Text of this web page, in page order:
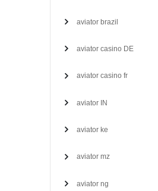
aviator brazil
aviator casino DE
aviator casino fr
aviator IN
aviator ke
aviator mz
aviator ng